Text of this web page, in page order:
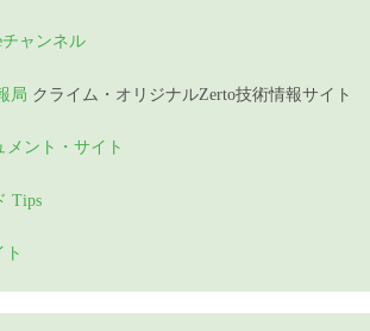
チャンネル
局 クライム・オリジナルZerto技術情報サイト
メント・サイト
Tips
ト